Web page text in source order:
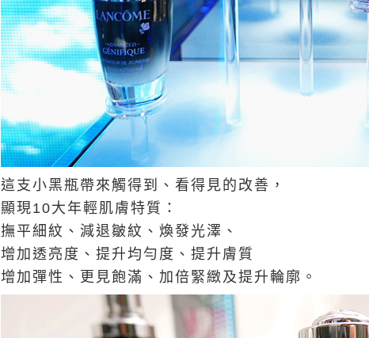
這支小黑瓶帶來觸得到、看得見的改善，
顯現10大年輕肌膚特質：
撫平細紋、減退皺紋、煥發光澤、
增加透亮度、提升均勻度、提升膚質
增加彈性、更見飽滿、加倍緊緻及提升輪廓。